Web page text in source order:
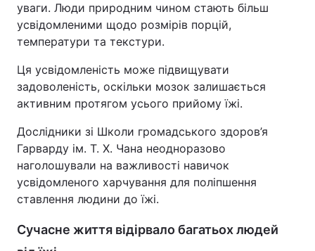
уваги. Люди природним чином стають більш
усвідомленими щодо розмірів порцій,
температури та текстури.
Ця усвідомленість може підвищувати
задоволеність, оскільки мозок залишається
активним протягом усього прийому їжі.
Дослідники зі Школи громадського здоров’я
Гарварду ім. Т. Х. Чана неодноразово
наголошували на важливості навичок
усвідомленого харчування для поліпшення
ставлення людини до їжі.
Сучасне життя відірвало багатьох людей